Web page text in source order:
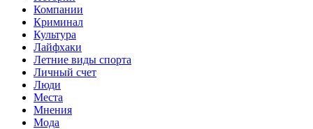
Компании
Криминал
Культура
Лайфхаки
Летние виды спорта
Личный счет
Люди
Места
Мнения
Мода